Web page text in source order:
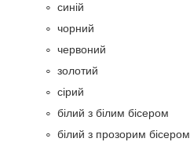
синій
чорний
червоний
золотий
сірий
білий з білим бісером
білий з прозорим бісером